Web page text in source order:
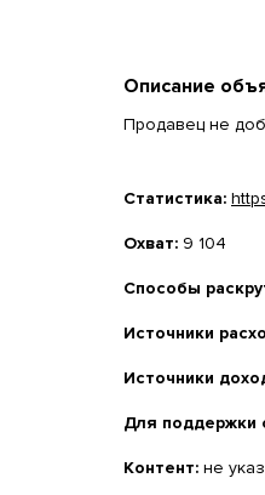
Описание
Продавец не
Статистика:
Охват: 9 104
Способы
Источники
Источники
Для поддержки
Контент: не